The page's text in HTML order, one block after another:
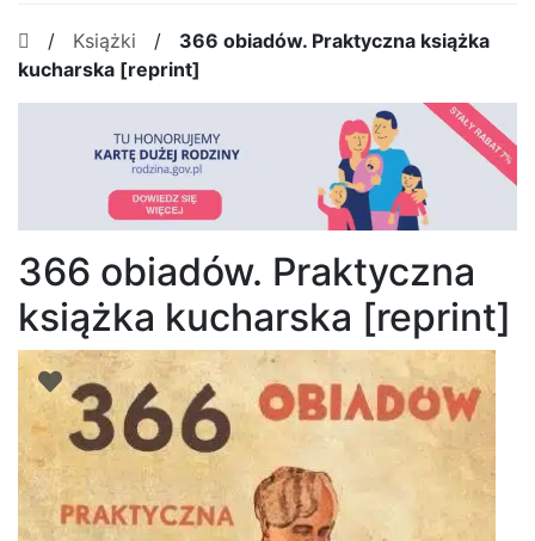
/ Książki / 366 obiadów. Praktyczna książka
kucharska [reprint]
366 obiadów. Praktyczna
książka kucharska [reprint]